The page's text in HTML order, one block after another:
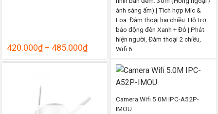
ánh sáng ấm) | Tích hợp Mic &
Loa. Đàm thoại hai chiều. Hỗ trợ
báo động đèn Xanh + Đỏ | Phát
hiện người, Đàm thoại 2 chiều,
Wifi 6
1.650.000
420.000₫– 485.000₫Khoảng
giá:
từ
420.000₫
Camera Wifi 5.0M IPC-A52P-
IMOU